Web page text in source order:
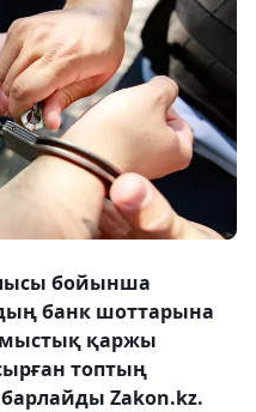
бойынша
банк шоттарына
қаржы
топтың
Zakon.kz.